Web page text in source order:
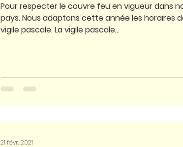
Pour respecter le couvre feu en vigueur dans
pays. Nous adaptons cette année les horaires
vigile pascale. La vigile pascale...
21 févr. 2021